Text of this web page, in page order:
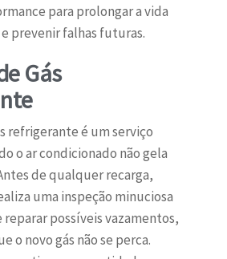
para prolongar a vida
prevenir falhas futuras.
Gás
refrigerante é um serviço
o ar condicionado não gela
de qualquer recarga,
uma inspeção minuciosa
possíveis vazamentos,
o novo gás não se perca.